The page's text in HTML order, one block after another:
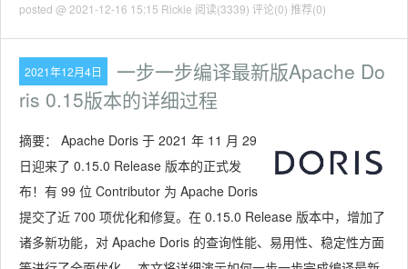
posted @ 2021-12-16 15:15 Rickie 阅读(3339) 评论(0) 推荐(0)
2021年12月4日
一步一步编译最新版Apache Do
ris 0.15版本的详细过程
摘要： Apache Doris 于 2021 年 11 月 29
日迎来了 0.15.0 Release 版本的正式发
布！有 99 位 Contributor 为 Apache Doris
提交了近 700 项优化和修复。在 0.15.0 Release 版本中，增加了
诸多新功能，对 Apache Doris 的查询性能、易用性、稳定性方面